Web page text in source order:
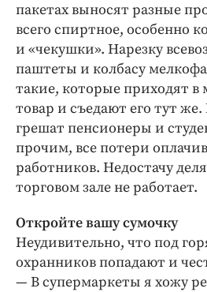
пакетах выносят разные
всего спиртное, особенно
и «чекушки». Нарезку
паштеты и колбасу
такие, которые приходят в
товар и съедают его тут
грешат пенсионеры и
прочим, все потери
работников. Недостачу
торговом зале не работает.
Откройте вашу сумочку
Неудивительно, что под
охранников попадают и
— В супермаркеты я хожу